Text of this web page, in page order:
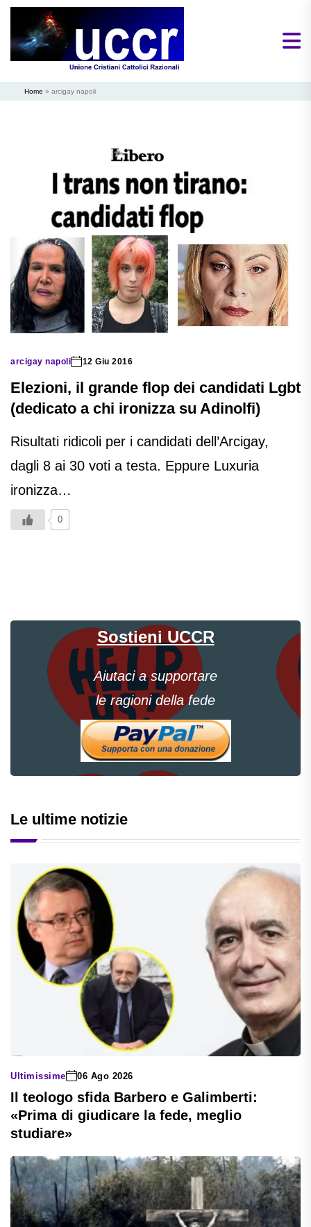
Home » arcigay napoli
arcigay napoli 12 Giu 2016
Elezioni, il grande flop dei candidati Lgbt
(dedicato a chi ironizza su Adinolfi)
Risultati ridicoli per i candidati dell’Arcigay,
dagli 8 ai 30 voti a testa. Eppure Luxuria
ironizza…
0
Sostieni UCCR
Aiutaci a supportare
le ragioni della fede
Le ultime notizie
Ultimissime 06 Ago 2026
Il teologo sfida Barbero e Galimberti:
«Prima di giudicare la fede, meglio
studiare»